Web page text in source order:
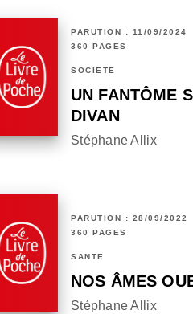
PARUTION : 11/09/2024
360 PAGES
SOCIÉTÉ
UN FANTÔME
DIVAN
Stéphane Allix
PARUTION : 28/09/2022
360 PAGES
SANTÉ
NOS ÂMES
Stéphane Allix